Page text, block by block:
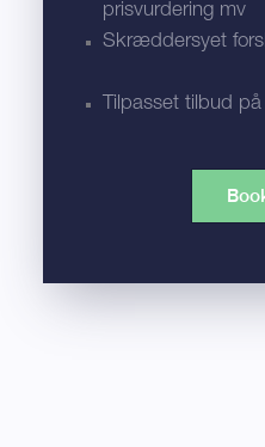
prisvurdering mv
Skræddersyet
Tilpasset tilbud